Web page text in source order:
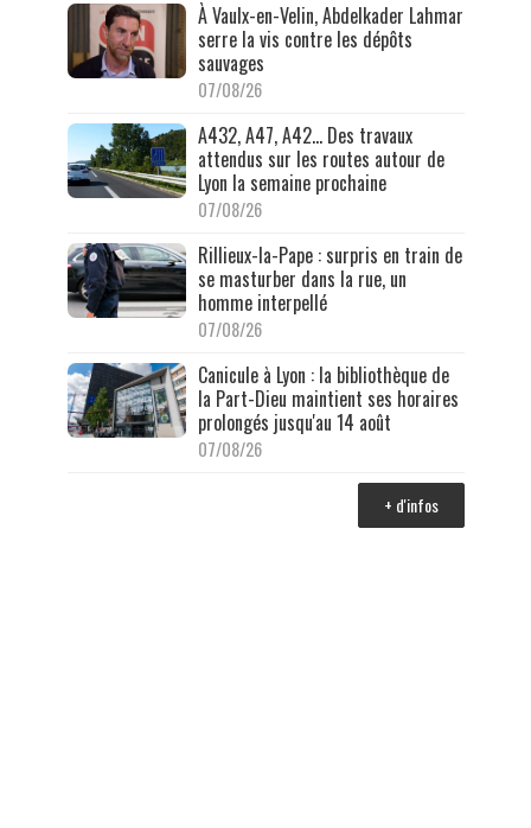
À Vaulx-en-Velin, Abdelkader Lahmar
serre la vis contre les dépôts
sauvages
07/08/26
A432, A47, A42… Des travaux
attendus sur les routes autour de
Lyon la semaine prochaine
07/08/26
Rillieux-la-Pape : surpris en train de
se masturber dans la rue, un
homme interpellé
07/08/26
Canicule à Lyon : la bibliothèque de
la Part-Dieu maintient ses horaires
prolongés jusqu'au 14 août
07/08/26
+ d'infos